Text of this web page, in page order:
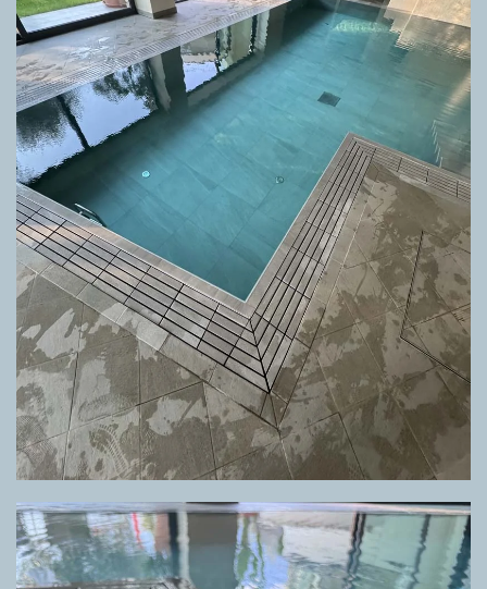
GRIGLIA DIRECTA META GREY, PAVIMENTO META GREY